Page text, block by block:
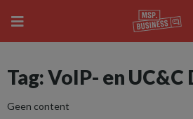
Tag: VoIP- en
Geen content